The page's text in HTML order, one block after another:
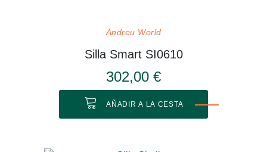
Andreu World
Silla Smart SI0610
302,00 €
AÑADIR A LA CESTA